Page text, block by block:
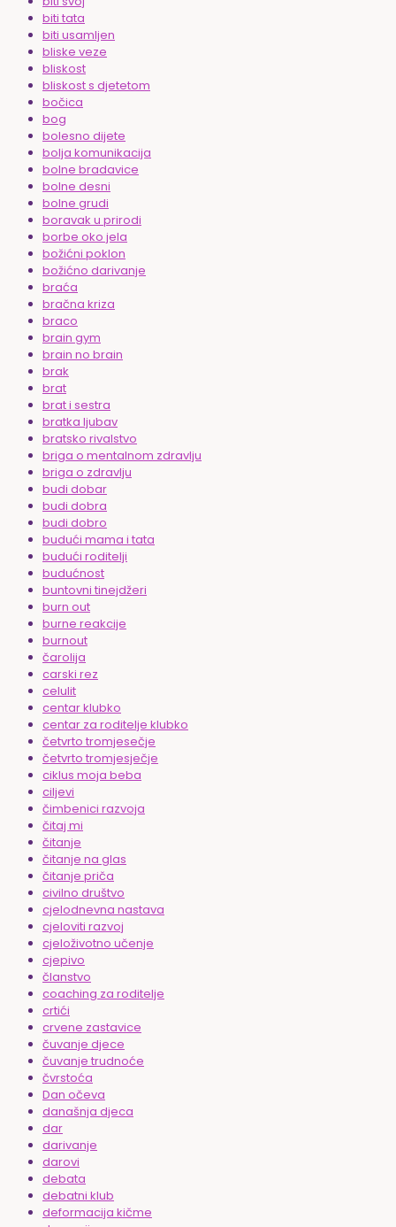
biti tata
biti usamljen
bliske veze
bliskost
bliskost s djetetom
bočica
bog
bolesno dijete
bolja komunikacija
bolne bradavice
bolne desni
bolne grudi
boravak u prirodi
borbe oko jela
božićni poklon
božićno darivanje
braća
bračna kriza
braco
brain gym
brain no brain
brak
brat
brat i sestra
bratka ljubav
bratsko rivalstvo
briga o mentalnom zdravlju
briga o zdravlju
budi dobar
budi dobra
budi dobro
budući mama i tata
budući roditelji
budućnost
buntovni tinejdžeri
burn out
burne reakcije
burnout
čarolija
carski rez
celulit
centar klubko
centar za roditelje klubko
četvrto tromjesečje
četvrto tromjesječje
ciklus moja beba
ciljevi
čimbenici razvoja
čitaj mi
čitanje
čitanje na glas
čitanje priča
civilno društvo
cjelodnevna nastava
cjeloviti razvoj
cjeloživotno učenje
cjepivo
članstvo
coaching za roditelje
crtići
crvene zastavice
čuvanje djece
čuvanje trudnoće
čvrstoća
Dan očeva
današnja djeca
dar
darivanje
darovi
debata
debatni klub
deformacija kičme